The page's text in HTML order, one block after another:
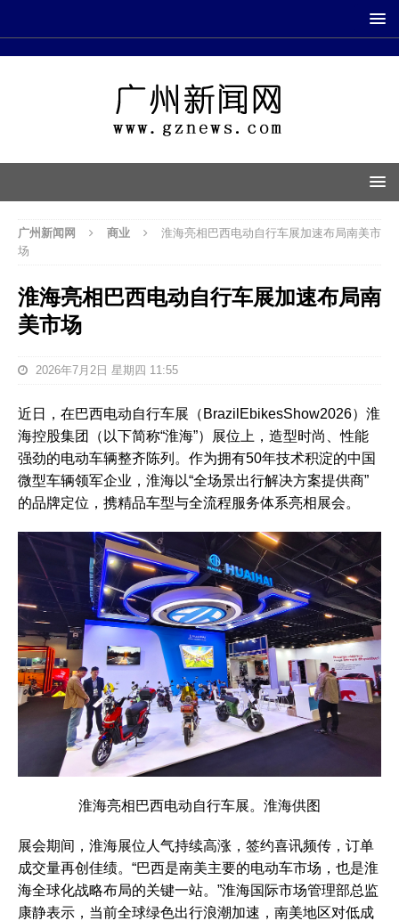
广州新闻网 商业
淮海亮相巴西电动自行车展加速布局南美市
场
淮海亮相巴西电动自行车展加速布局南
美市场
2026年7月2日 星期四 11:55
近日，在巴西电动自行车展（BrazilEbikesShow2026）淮
海控股集团（以下简称“淮海”）展位上，造型时尚、性能
强劲的电动车辆整齐陈列。作为拥有50年技术积淀的中国
微型车辆领军企业，淮海以“全场景出行解决方案提供商”
的品牌定位，携精品车型与全流程服务体系亮相展会。
淮海亮相巴西电动自行车展。淮海供图
展会期间，淮海展位人气持续高涨，签约喜讯频传，订单
成交量再创佳绩。“巴西是南美主要的电动车市场，也是淮
海全球化战略布局的关键一站。”淮海国际市场管理部总监
康静表示，当前全球绿色出行浪潮加速，南美地区对低成